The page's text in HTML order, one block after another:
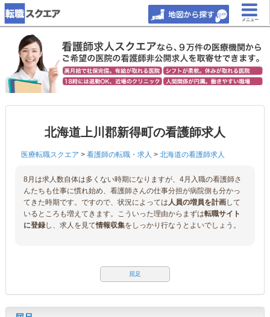
メニュー
北海道上川郡新得町の看護師求人
医療転職スクエア > 看護師の転職・求人 > 北海道の看護師求人
8月は求人数自体は多くない時期になりますが、4月入職の看護師さ
んたちも仕事に慣れ始め、看護師さんの仕事分担が病院側も分かっ
てきた時期です。ですので、状況によっては人員の増員を計画して
いるところも増えてきます。こういった理由からまずは転職サイト
に登録し、求人を見て情報収集をしっかり行なうとよいでしょう。
屈足